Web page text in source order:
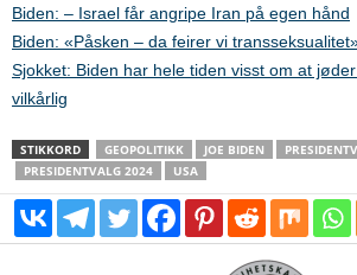
Biden: – Israel får angripe Iran på egen hånd
Biden: «Påsken – da feirer vi
Sjokket: Biden har hele tiden visst om at
vilkårlig
STIKKORD GEOPOLITIKK JOE BIDEN
PRESIDENTVALG 2024
USA